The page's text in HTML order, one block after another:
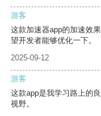
游客
这款加速器app的加速效
望开发者能够优化一下。
2025-09-12
游客
这款app是我学习路上的
视野。